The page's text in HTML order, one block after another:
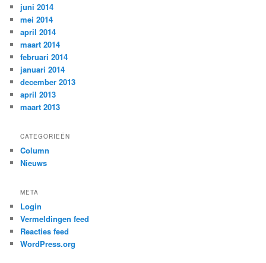
juni 2014
mei 2014
april 2014
maart 2014
februari 2014
januari 2014
december 2013
april 2013
maart 2013
CATEGORIEËN
Column
Nieuws
META
Login
Vermeldingen feed
Reacties feed
WordPress.org